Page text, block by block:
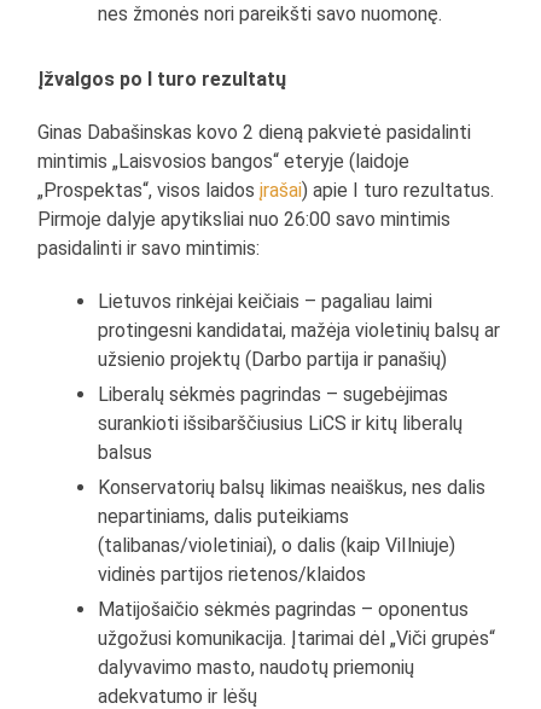
nes žmonės nori pareikšti savo nuomonę.
Įžvalgos po I turo rezultatų
Ginas Dabašinskas kovo 2 dieną pakvietė pasidalinti
mintimis „Laisvosios bangos“ eteryje (laidoje
„Prospektas“, visos laidosįrašai) apie I turo rezultatus.
Pirmoje dalyje apytiksliai nuo 26:00 savo mintimis
pasidalinti ir savo mintimis:
Lietuvos rinkėjai keičiais – pagaliau laimi
protingesni kandidatai, mažėja violetinių balsų ar
užsienio projektų (Darbo partija ir panašių)
Liberalų sėkmės pagrindas – sugebėjimas
surankioti išsibarščiusius LiCS ir kitų liberalų
balsus
Konservatorių balsų likimas neaiškus, nes dalis
nepartiniams, dalis puteikiams
(talibanas/violetiniai), o dalis (kaip ViIlniuje)
vidinės partijos rietenos/klaidos
Matijošaičio sėkmės pagrindas – oponentus
užgožusi komunikacija. Įtarimai dėl „Viči grupės“
dalyvavimo masto, naudotų priemonių
adekvatumo ir lėšų